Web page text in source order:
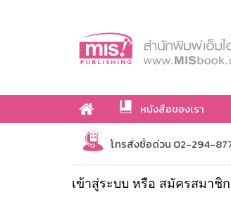
หนังสือของเรา
เกี่ยวกับเรา
โทรสั่งซื้อด่วน 02-294-
เข้าสู่ระบบ หรือ สมัครสมาชิก